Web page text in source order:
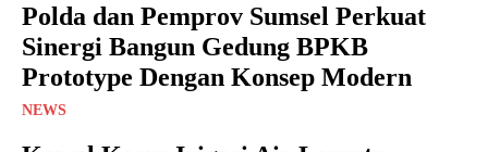
Polda dan Pemprov Sumsel Perkuat
Sinergi Bangun Gedung BPKB
Prototype Dengan Konsep Modern
NEWS